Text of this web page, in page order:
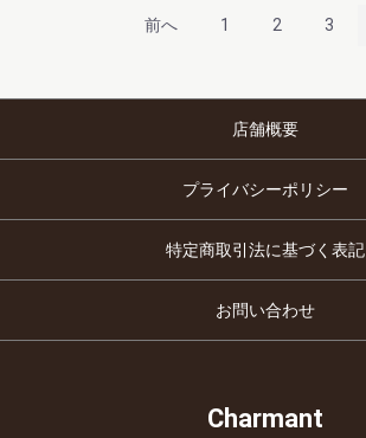
前へ 1 2 3
店舗概要
プライバシーポリシー
特定商取引法に基づく表記
お問い合わせ
Charmant